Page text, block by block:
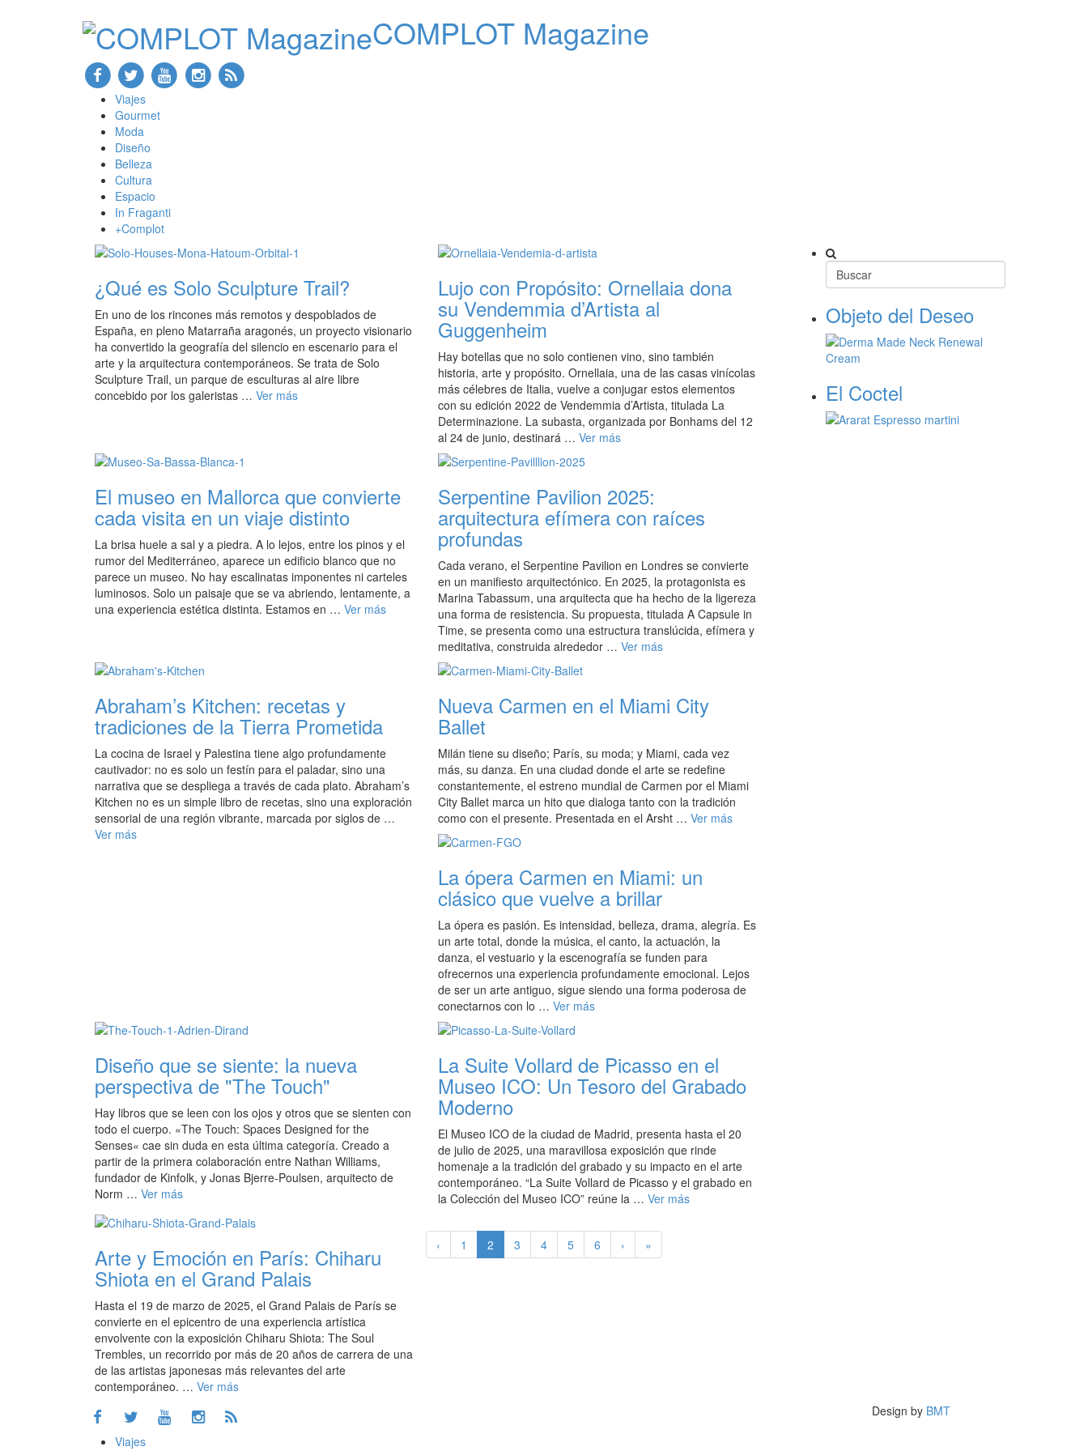
COMPLOT Magazine
Viajes
Gourmet
Moda
Diseño
Belleza
Cultura
Espacio
In Fraganti
+Complot
¿Qué es Solo Sculpture Trail?
En uno de los rincones más remotos y despoblados de
España, en pleno Matarraña aragonés, un proyecto visionario
ha convertido la geografía del silencio en escenario para el
arte y la arquitectura contemporáneos. Se trata de Solo
Sculpture Trail, un parque de esculturas al aire libre
concebido por los galeristas … Ver más
Lujo con Propósito: Ornellaia dona
su Vendemmia d’Artista al
Guggenheim
Hay botellas que no solo contienen vino, sino también
historia, arte y propósito. Ornellaia, una de las casas vinícolas
más célebres de Italia, vuelve a conjugar estos elementos
con su edición 2022 de Vendemmia d’Artista, titulada La
Determinazione. La subasta, organizada por Bonhams del 12
al 24 de junio, destinará … Ver más
El museo en Mallorca que convierte
cada visita en un viaje distinto
La brisa huele a sal y a piedra. A lo lejos, entre los pinos y el
rumor del Mediterráneo, aparece un edificio blanco que no
parece un museo. No hay escalinatas imponentes ni carteles
luminosos. Solo un paisaje que se va abriendo, lentamente, a
una experiencia estética distinta. Estamos en … Ver más
Serpentine Pavilion 2025:
arquitectura efímera con raíces
profundas
Cada verano, el Serpentine Pavilion en Londres se convierte
en un manifiesto arquitectónico. En 2025, la protagonista es
Marina Tabassum, una arquitecta que ha hecho de la ligereza
una forma de resistencia. Su propuesta, titulada A Capsule in
Time, se presenta como una estructura translúcida, efímera y
meditativa, construida alrededor … Ver más
Abraham’s Kitchen: recetas y
tradiciones de la Tierra Prometida
La cocina de Israel y Palestina tiene algo profundamente
cautivador: no es solo un festín para el paladar, sino una
narrativa que se despliega a través de cada plato. Abraham’s
Kitchen no es un simple libro de recetas, sino una exploración
sensorial de una región vibrante, marcada por siglos de …
Ver más
Nueva Carmen en el Miami City
Ballet
Milán tiene su diseño; París, su moda; y Miami, cada vez
más, su danza. En una ciudad donde el arte se redefine
constantemente, el estreno mundial de Carmen por el Miami
City Ballet marca un hito que dialoga tanto con la tradición
como con el presente. Presentada en el Arsht … Ver más
La ópera Carmen en Miami: un
clásico que vuelve a brillar
La ópera es pasión. Es intensidad, belleza, drama, alegría. Es
un arte total, donde la música, el canto, la actuación, la
danza, el vestuario y la escenografía se funden para
ofrecernos una experiencia profundamente emocional. Lejos
de ser un arte antiguo, sigue siendo una forma poderosa de
conectarnos con lo … Ver más
Diseño que se siente: la nueva
perspectiva de "The Touch"
Hay libros que se leen con los ojos y otros que se sienten con
todo el cuerpo. «The Touch: Spaces Designed for the
Senses« cae sin duda en esta última categoría. Creado a
partir de la primera colaboración entre Nathan Williams,
fundador de Kinfolk, y Jonas Bjerre-Poulsen, arquitecto de
Norm … Ver más
La Suite Vollard de Picasso en el
Museo ICO: Un Tesoro del Grabado
Moderno
El Museo ICO de la ciudad de Madrid, presenta hasta el 20
de julio de 2025, una maravillosa exposición que rinde
homenaje a la tradición del grabado y su impacto en el arte
contemporáneo. “La Suite Vollard de Picasso y el grabado en
la Colección del Museo ICO” reúne la … Ver más
Arte y Emoción en París: Chiharu
Shiota en el Grand Palais
Hasta el 19 de marzo de 2025, el Grand Palais de París se
convierte en el epicentro de una experiencia artística
envolvente con la exposición Chiharu Shiota: The Soul
Trembles, un recorrido por más de 20 años de carrera de una
de las artistas japonesas más relevantes del arte
contemporáneo. … Ver más
‹ 1 2 3 4 5 6 › »
Objeto del Deseo
El Coctel
Viajes
Design by BMT